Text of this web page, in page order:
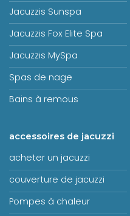
Jacuzzis Sunspa
Jacuzzis Fox Elite Spa
Jacuzzis MySpa
Spas de nage
Bains à remous
accessoires de jacuzzi
acheter un jacuzzi
couverture de jacuzzi
Pompes à chaleur